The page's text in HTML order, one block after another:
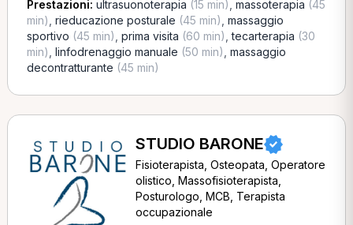
Prestazioni: ultrasuonoterapia (15 min) massoterapia (45
min) rieducazione posturale (45 min) massaggio
sportivo (45 min) prima visita (60 min) ,tecarterapia (30
min) linfodrenaggio manuale (50 min) massaggio
decontratturante (45 min)
STUDIO BARONE
Fisioterapista, Osteopata, Operatore
olistico, Massofisioterapista,
Posturologo, MCB, Terapista
occupazionale